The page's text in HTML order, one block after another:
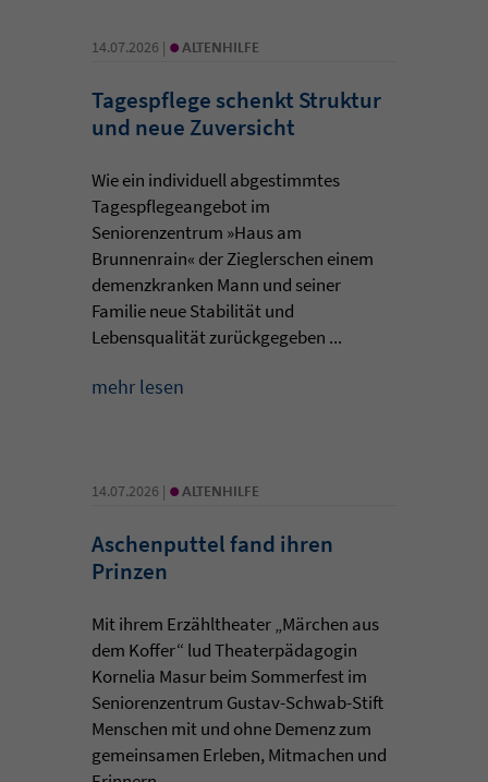
14.07.2026 | • ALTENHILFE
Tagespflege schenkt Struktur
und neue Zuversicht
Wie ein individuell abgestimmtes
Tagespflegeangebot im
Seniorenzentrum »Haus am
Brunnenrain« der Zieglerschen einem
demenzkranken Mann und seiner
Familie neue Stabilität und
Lebensqualität zurückgegeben ...
mehr lesen
14.07.2026 | • ALTENHILFE
Aschenputtel fand ihren
Prinzen
Mit ihrem Erzähltheater „Märchen aus
dem Koffer“ lud Theaterpädagogin
Kornelia Masur beim Sommerfest im
Seniorenzentrum Gustav-Schwab-Stift
Menschen mit und ohne Demenz zum
gemeinsamen Erleben, Mitmachen und